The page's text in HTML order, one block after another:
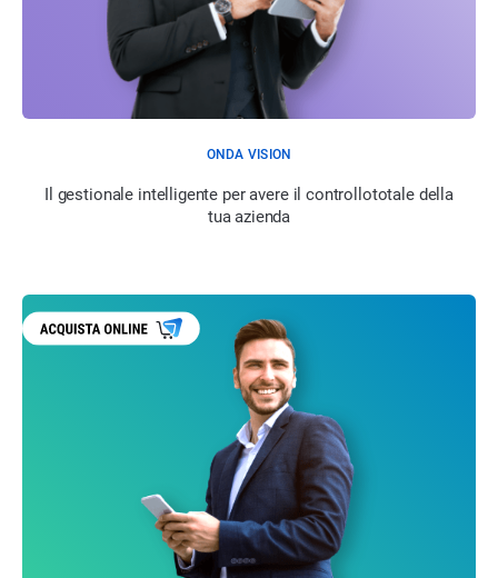
ONDA VISION
Il gestionale intelligente per avere il controllototale della
tua azienda